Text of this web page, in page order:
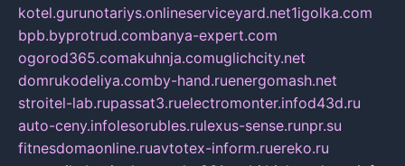
kotel.gurunotariys.onlineserviceyard.net1igolka.com
bpb.byprotrud.combanya-expert.com
ogorod365.comakuhnja.comuglichcity.net
domrukodeliya.comby-hand.ruenergomash.net
stroitel-lab.rupassat3.ruelectromonter.infod43d.ru
auto-ceny.infolesorubles.rulexus-sense.runpr.su
fitnesdomaonline.ruavtotex-inform.ruereko.ru